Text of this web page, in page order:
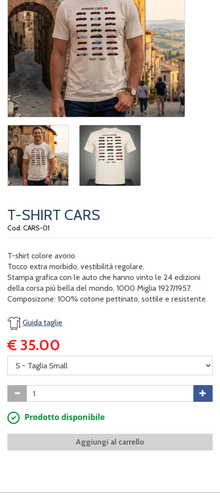
T-SHIRT CARS
Cod. CARS-01
T-shirt colore avorio
Tocco extra morbido, vestibilità regolare.
Stampa grafica con le auto che hanno vinto le 24 edizioni
della corsa più bella del mondo, 1000 Miglia 1927/1957.
Composizone: 100% cotone pettinato, sottile e resistente.
Guida taglie
€ 35.00
Prodotto disponibile
Aggiungi al carrello